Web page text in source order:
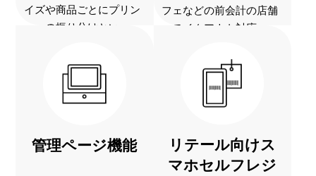
イズや商品ごとにプリン
ターの振り分けとい...
フェなどの前会計の店舗
やテイクアウト対応...
管理ページ機能
リテール向けス
マホセルフレジ